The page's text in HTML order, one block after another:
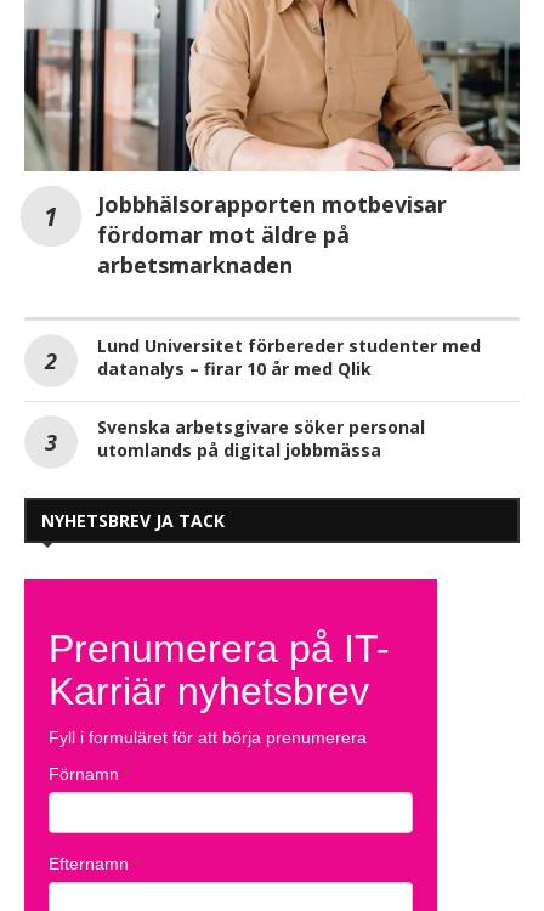
Jobbhälsorapporten motbevisar
fördomar mot äldre på
arbetsmarknaden
Lund Universitet förbereder studenter med
datanalys – firar 10 år med Qlik
Svenska arbetsgivare söker personal
utomlands på digital jobbmässa
NYHETSBREV JA TACK